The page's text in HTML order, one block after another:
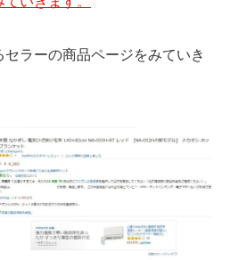
ラーの商品ページをみていき